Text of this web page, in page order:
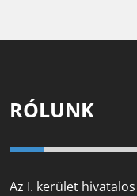
RÓLUNK
Az I. kerület